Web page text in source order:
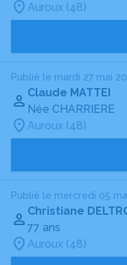
Auroux (48)
Publié le mardi 27 mai
Claude MATTEI
Née CHARRIERE
Auroux (48)
Publié le mercredi 05
Christiane
77 ans
Auroux (48)